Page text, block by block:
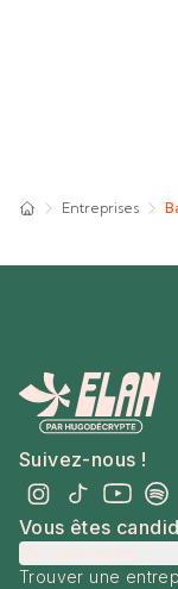
Entreprises
Suivez-nous !
Vous êtes
Trouver une